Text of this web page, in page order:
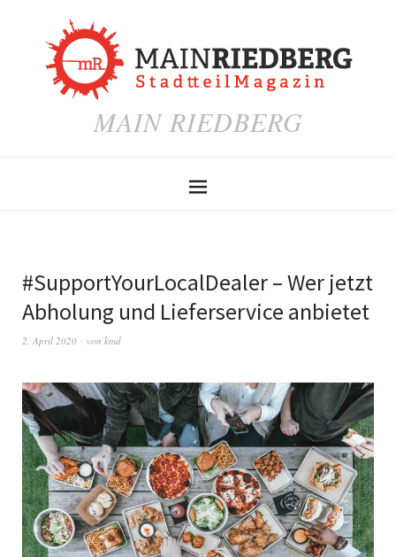
MAIN RIEDBERG
#SupportYourLocalDealer – Wer jetzt
Abholung und Lieferservice anbietet
2. April 2020 von kmd